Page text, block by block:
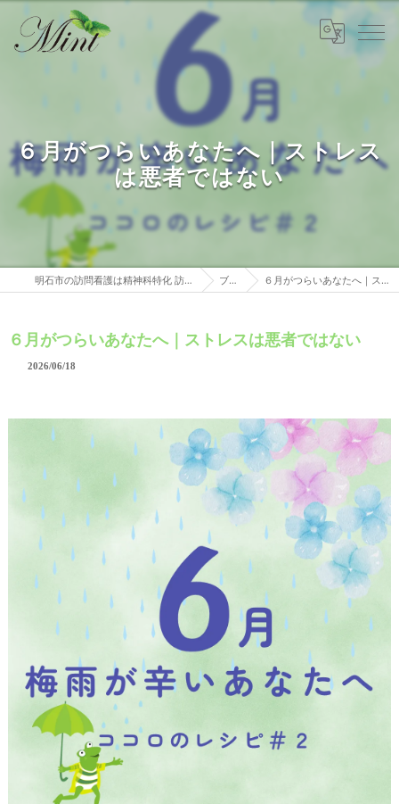
６月がつらいあなたへ｜ストレス
は悪者ではない
明石市の訪問看護は精神科特化 訪問看護ステーションミント ブログ ６月がつらいあなたへ｜ストレスは悪者ではない
６月がつらいあなたへ｜ストレスは悪者ではない
2026/06/18